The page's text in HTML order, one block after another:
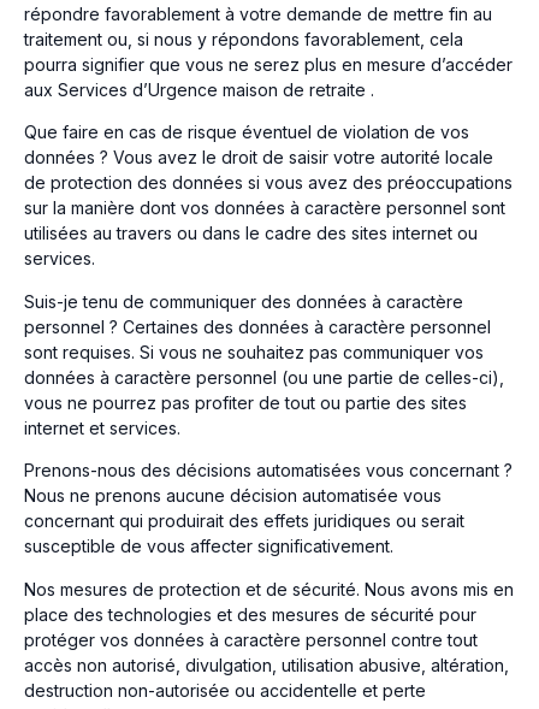
répondre favorablement à votre demande de mettre fin au
traitement ou, si nous y répondons favorablement, cela
pourra signifier que vous ne serez plus en mesure d’accéder
aux Services d’Urgence maison de retraite .
Que faire en cas de risque éventuel de violation de vos
données ? Vous avez le droit de saisir votre autorité locale
de protection des données si vous avez des préoccupations
sur la manière dont vos données à caractère personnel sont
utilisées au travers ou dans le cadre des sites internet ou
services.
Suis-je tenu de communiquer des données à caractère
personnel ? Certaines des données à caractère personnel
sont requises. Si vous ne souhaitez pas communiquer vos
données à caractère personnel (ou une partie de celles-ci),
vous ne pourrez pas profiter de tout ou partie des sites
internet et services.
Prenons-nous des décisions automatisées vous concernant ?
Nous ne prenons aucune décision automatisée vous
concernant qui produirait des effets juridiques ou serait
susceptible de vous affecter significativement.
Nos mesures de protection et de sécurité. Nous avons mis en
place des technologies et des mesures de sécurité pour
protéger vos données à caractère personnel contre tout
accès non autorisé, divulgation, utilisation abusive, altération,
destruction non-autorisée ou accidentelle et perte